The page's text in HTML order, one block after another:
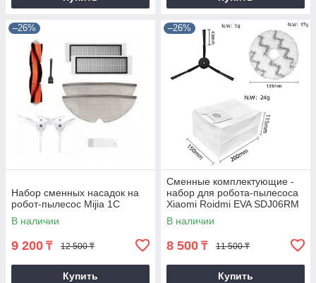
–26%
Набор сменных насадок на
робот-пылесос Mijia 1C
В наличии
9 200 ₸ 12 500 ₸
Купить
–26%
Сменные комплектующие -
набор для робота-пылесоса
Xiaomi Roidmi EVA SDJ06RM
В наличии
8 500 ₸ 11 500 ₸
Купить